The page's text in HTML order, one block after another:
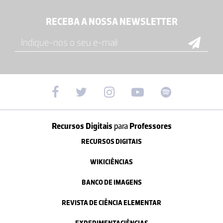
RECEBA A NOSSA NEWSLETTER
Recursos Digitais paraProfessores
RECURSOS DIGITAIS
WIKICIÊNCIAS
BANCO DE IMAGENS
REVISTA DE CIÊNCIA ELEMENTAR